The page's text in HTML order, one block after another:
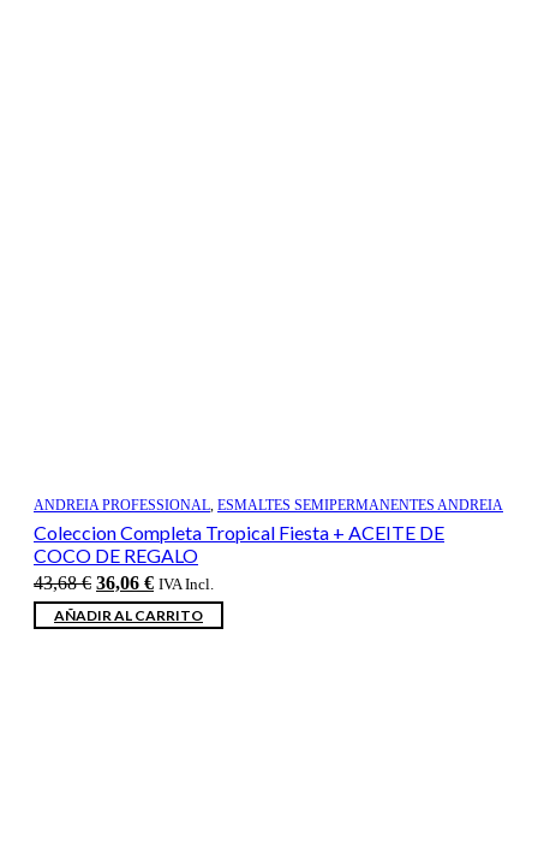
ANDREIA PROFESSIONAL, ESMALTES SEMIPERMANENTES ANDREIA
Coleccion Completa Tropical Fiesta + ACEITE DE
COCO DE REGALO
43,68€ El
precio
original
36,06 €El
precio
actual
IVA Incl.
AÑADIR AL CARRITO